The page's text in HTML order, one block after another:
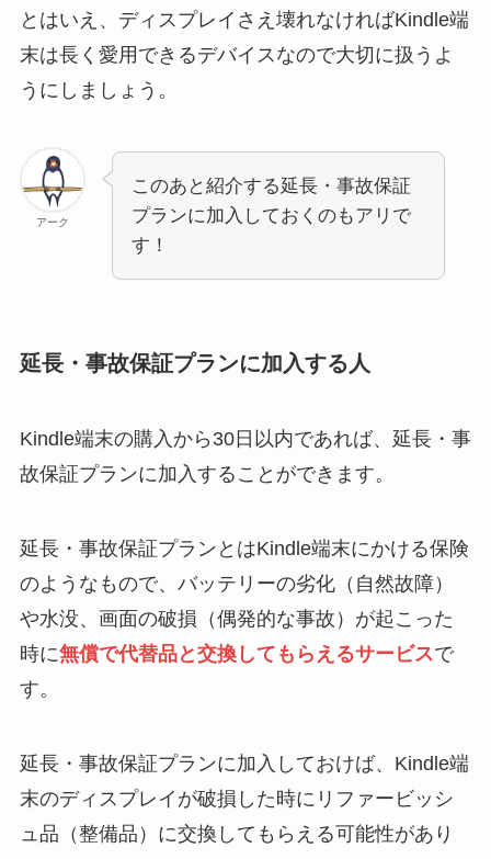
とはいえ、ディスプレイさえ壊れなければKindle端
末は長く愛用できるデバイスなので大切に扱うよ
うにしましょう。
アーク
このあと紹介する延長・事故保証
プランに加入しておくのもアリで
す！
延長・事故保証プランに加入する人
Kindle端末の購入から30日以内であれば、延長・事
故保証プランに加入することができます。
延長・事故保証プランとはKindle端末にかける保険
のようなもので、バッテリーの劣化（自然故障）
や水没、画面の破損（偶発的な事故）が起こった
時に無償で代替品と交換してもらえるサービスで
す。
延長・事故保証プランに加入しておけば、Kindle端
末のディスプレイが破損した時にリファービッシ
ュ品（整備品）に交換してもらえる可能性があり